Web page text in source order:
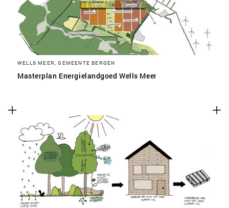
WELLS MEER, GEMEENTE BERGEN
Masterplan Energielandgoed Wells Meer